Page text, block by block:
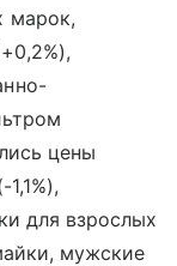
марок,
цены
для взрослых
мужские